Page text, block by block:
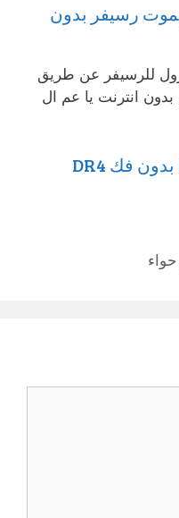
رسيفر بدون
للرسيفر عن طريق
انترنت يا عم ال